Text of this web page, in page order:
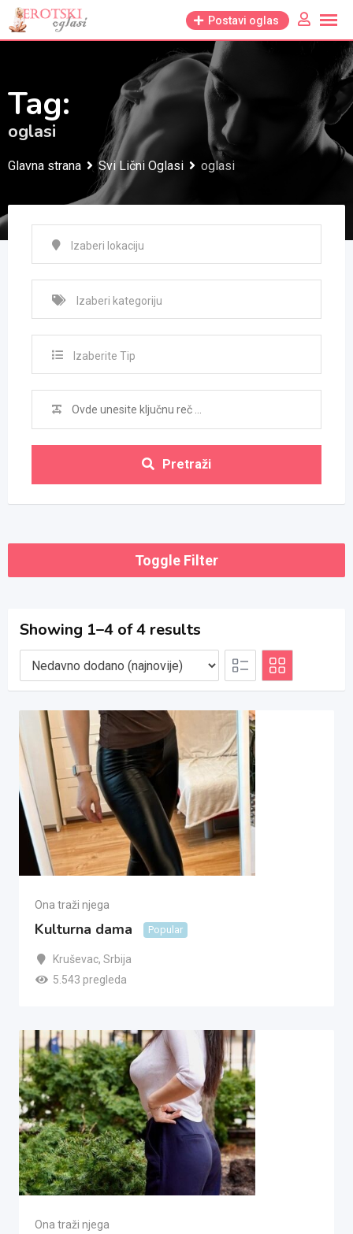
Skip
to
Postavi oglas
Tag:
oglasi
Glavna strana Svi Lični Oglasi oglasi
Izaberite Tip
Pretraži
Toggle Filter
Showing 1–4 of 4 results
Ona traži njega
Kulturna dama Popular
Kruševac, Srbija
5.543 pregleda
Ona traži njega